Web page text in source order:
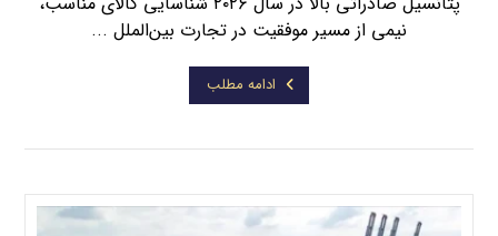
نیمی از مسیر موفقیت در تجارت بین‌الملل ...
ادامه مطلب